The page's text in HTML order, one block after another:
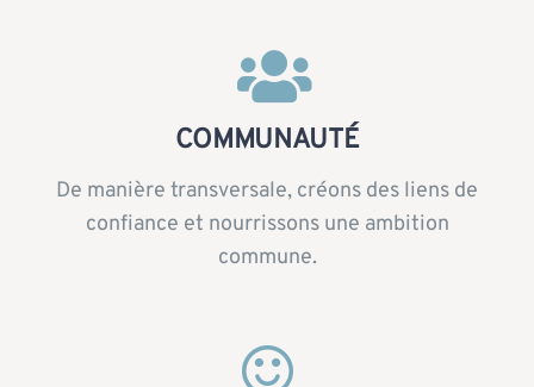
COMMUNAUTÉ
De manière transversale, créons des liens de
confiance et nourrissons une ambition
commune.